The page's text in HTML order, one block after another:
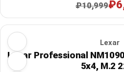
₽10,999
Lexar
Lexar Professional
5x4, M.2